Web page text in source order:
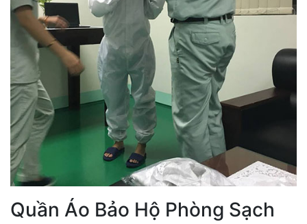
Quần Áo Bảo Hộ Phòng Sạch